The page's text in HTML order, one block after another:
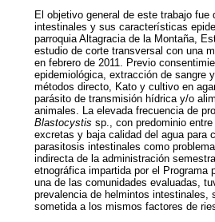
El objetivo general de este trabajo
intestinales y sus características
parroquia Altagracia de la Montaña,
estudio de corte transversal con una
en febrero de 2011. Previo
epidemiológica, extracción de sangre
métodos directo, Kato y cultivo en
parásito de transmisión hídrica y/o
animales. La elevada frecuencia de
Blastocystis sp., con predominio
excretas y baja calidad del agua para
parasitosis intestinales como
indirecta de la administración
etnográfica impartida por el
una de las comunidades evaluadas,
prevalencia de helmintos intestinales,
sometida a los mismos factores de